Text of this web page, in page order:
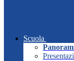
Scuola